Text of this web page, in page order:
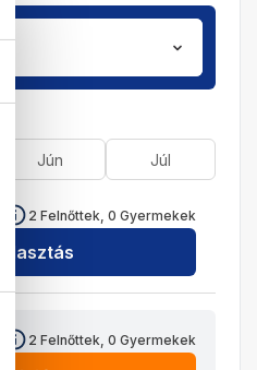
Jún Júl
2 Felnőttek, 0 Gyermekek
2 Felnőttek, 0 Gyermekek